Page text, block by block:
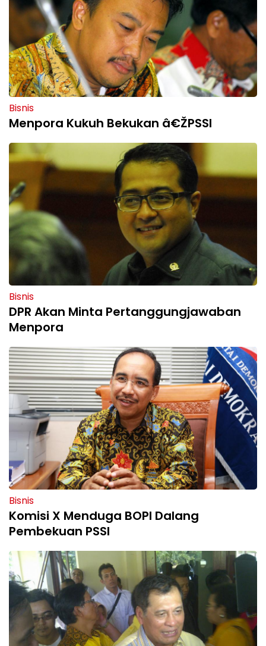
Bisnis
Menpora Kukuh Bekukan â€ŽPSSI
Bisnis
DPR Akan Minta Pertanggungjawaban
Menpora
Bisnis
Komisi X Menduga BOPI Dalang
Pembekuan PSSI